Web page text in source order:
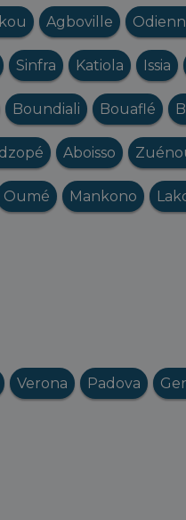
Agboville
Sinfra Katiola Issia
Boundiali Bouaflé
Aboisso
Oumé Mankono
Verona Padova